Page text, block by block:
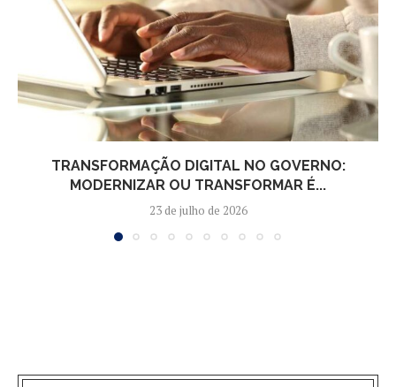
TRANSFORMAÇÃO DIGITAL NO GOVERNO:
MODERNIZAR OU TRANSFORMAR É...
23 de julho de 2026